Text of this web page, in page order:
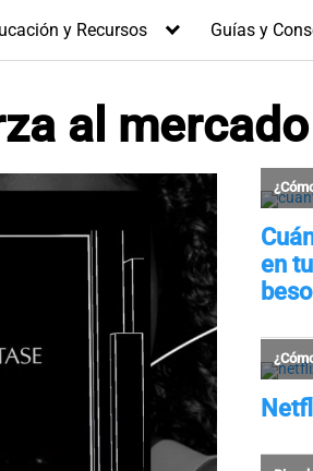
y Recursos Guías y
al